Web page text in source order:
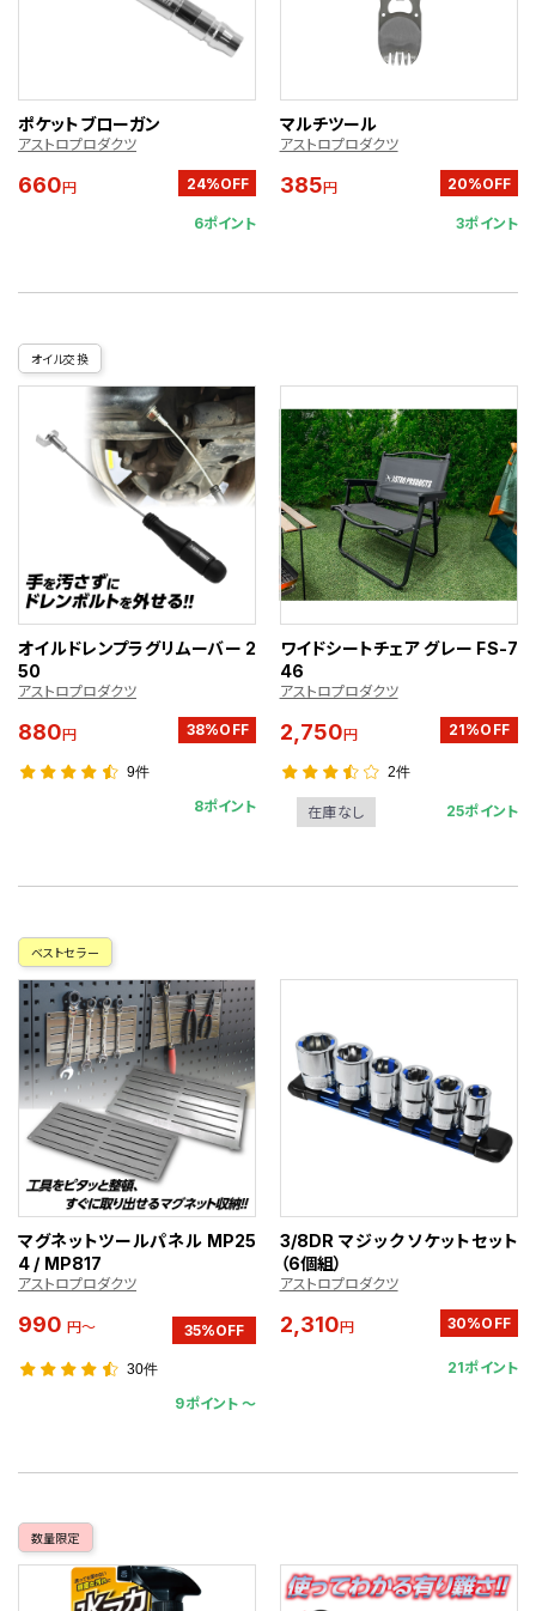
ポケットブローガン
アストロプロダクツ
660円 24%OFF
6ポイント
マルチツール
アストロプロダクツ
385円 20%OFF
3ポイント
オイル交換
オイルドレンプラグリムーバー 2
50
アストロプロダクツ
880円 38%OFF
9件
8ポイント
ワイドシートチェア グレー FS-7
46
アストロプロダクツ
2,750円 21%OFF
2件
在庫なし 25ポイント
ベストセラー
マグネットツールパネル MP25
4 / MP817
アストロプロダクツ
990 円～ 35%OFF
30件
9ポイント 〜
3/8DR マジックソケットセット
（6個組）
アストロプロダクツ
2,310円 30%OFF
21ポイント
数量限定